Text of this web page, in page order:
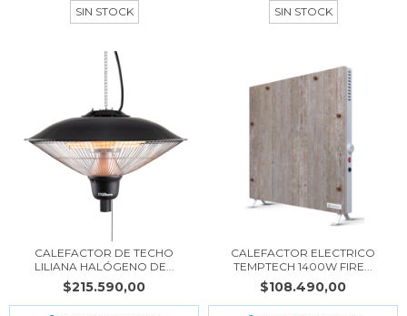
SIN STOCK SIN STOCK
CALEFACTOR DE TECHO
LILIANA HALÓGENO DE...
$215.590,00
CALEFACTOR ELECTRICO
TEMPTECH 1400W FIRE...
$108.490,00